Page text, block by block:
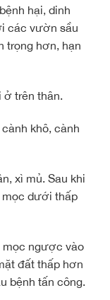
hại, dinh
các vườn sầu
trọng hơn, hạn
ở trên thân.
khô, cành
xì mủ. Sau khi
mọc dưới thấp
mọc ngược vào
đất thấp hơn
bệnh tấn công.